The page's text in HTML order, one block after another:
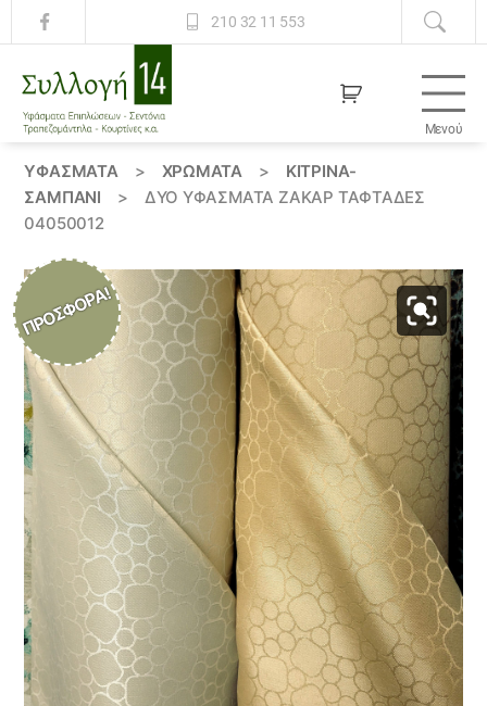
210 32 11 553
14
Μενού
ΥΦΆΣΜΑΤΑ > ΧΡΏΜΑΤΑ >
ΚΙΤΡΙΝΑ-
ΣΑΜΠΑΝΙ
>
ΔΎΟ ΥΦΆΣΜΑΤΑ ΖΑΚΆΡ ΤΑΦΤΆΔΕΣ
04050012
ΠΡΟΣΦΟΡΆ!